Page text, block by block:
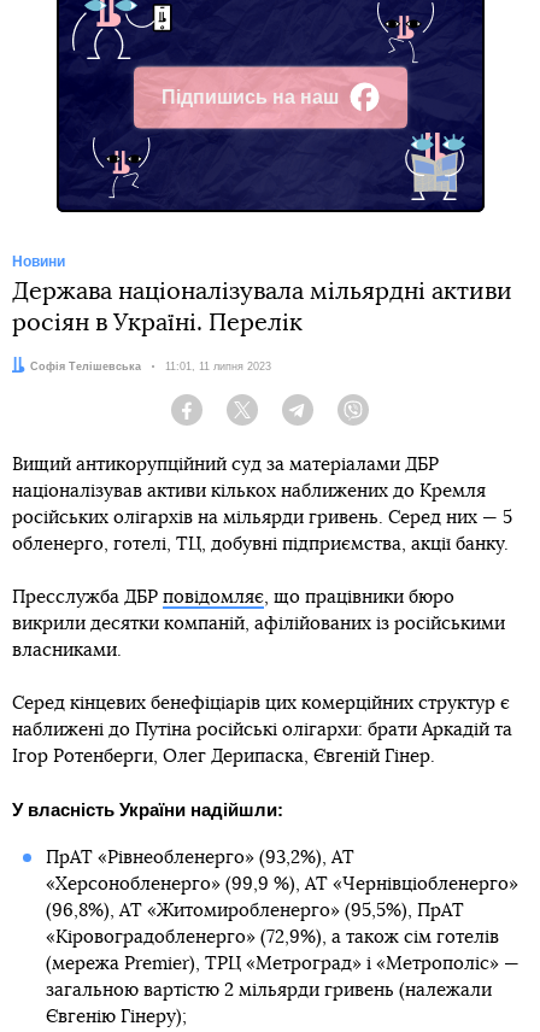
Підпишись на наш
Facebook
Новини
Держава націоналізувала мільярдні активи
росіян в Україні. Перелік
Автор:
Софія Телішевська Дата:
11:01, 11 липня 2023
Facebook Twitter Telegram
Вищий антикорупційний суд за матеріалами ДБР
націоналізував активи кількох наближених до Кремля
російських олігархів на мільярди гривень. Серед них — 5
обленерго, готелі, ТЦ, добувні підприємства, акції банку.
Пресслужба ДБР повідомляє, що працівники бюро
викрили десятки компаній, афілійованих із російськими
власниками.
Серед кінцевих бенефіціарів цих комерційних структур є
наближені до Путіна російські олігархи: брати Аркадій та
Ігор Ротенберги, Олег Дерипаска, Євгеній Гінер.
У власність України надійшли:
ПрАТ «Рівнеобленерго» (93,2%), АТ
«Херсонобленерго» (99,9 %), АТ «Чернівціобленерго»
(96,8%), АТ «Житомиробленерго» (95,5%), ПрАТ
«Кіровоградобленерго» (72,9%), а також сім готелів
(мережа Premier), ТРЦ «Метроград» і «Метрополіс» —
загальною вартістю 2 мільярди гривень (належали
Євгенію Гінеру);